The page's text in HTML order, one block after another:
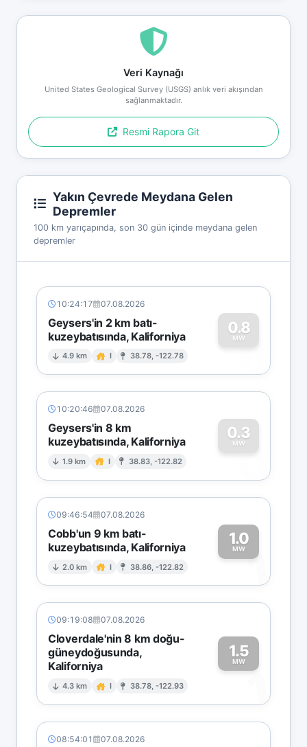
Veri Kaynağı
United States Geological Survey (USGS) anlık veri akışından
sağlanmaktadır.
Resmi Rapora Git
Yakın Çevrede Meydana Gelen
Depremler
100 km yarıçapında, son 30 gün içinde meydana gelen
depremler
10:24:17 07.08.2026
Geysers'in 2 km batı-
kuzeybatısında, Kaliforniya
4.9 km I 38.78, -122.78
0.8
MW
0
10:20:46 07.08.2026
Geysers'in 8 km
kuzeybatısında, Kaliforniya
1.9 km I 38.83, -122.82
0.3
MW
0
09:46:54 07.08.2026
Cobb'un 9 km batı-
kuzeybatısında, Kaliforniya
2.0 km I 38.86, -122.82
1.0
MW1
09:19:08 07.08.2026
Cloverdale'nin 8 km doğu-
güneydoğusunda,
Kaliforniya
4.3 km I 38.78, -122.93
1.5
MW
1
08:54:01 07.08.2026